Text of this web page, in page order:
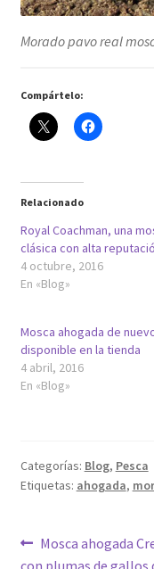
Morado pavo real
Compártelo:
Relacionado
Royal Coachman, una
clásica con alta
4 octubre, 2016
En «Blog»
Mosca ahogada de
disponible en la tienda
4 abril, 2016
En «Blog»
Categorías: Blog, Pesca
Etiquetas: ahogada,
Navegación
Anterior:
Mosca ahogada